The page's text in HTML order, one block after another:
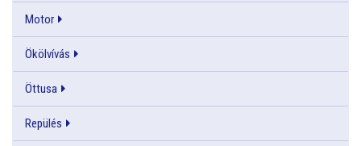
Motor
Ökölvívás
Öttusa
Repülés